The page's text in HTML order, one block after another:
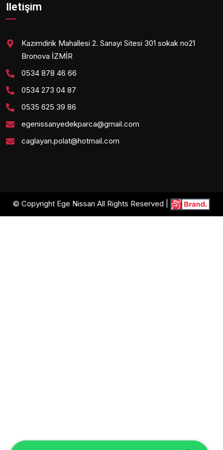
İletişim
Kazımdirik Mahallesi 2. Sanayi Sitesi 301 sokak no21
Bronova İZMİR
0534 878 46 66
0534 273 04 87
0535 625 39 86
egenissanyedekparca@gmail.com
caglayan.polat@hotmail.com
© Copyright Ege Nissan All Rights Reserved |